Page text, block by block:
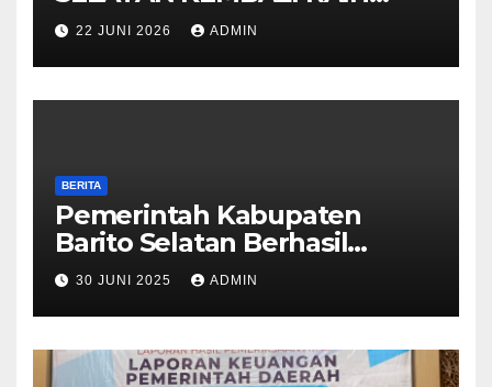
OPINI WTP DARI BPK 2025
22 JUNI 2026 ADMIN
BERITA
Pemerintah Kabupaten
Barito Selatan Berhasil
Meraih Kembali Opini Wajar
Tanpa Pengecualian (WTP)
Dari BPK RI Untuk Tahun
Anggaran 2024
30 JUNI 2025 ADMIN